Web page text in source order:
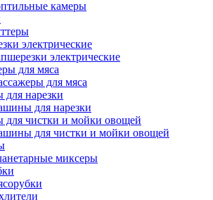
камеры
электрические
электрические
для мяса
для мяса
нарезки
для нарезки
чистки и мойки овощей
для чистки и мойки овощей
миксеры